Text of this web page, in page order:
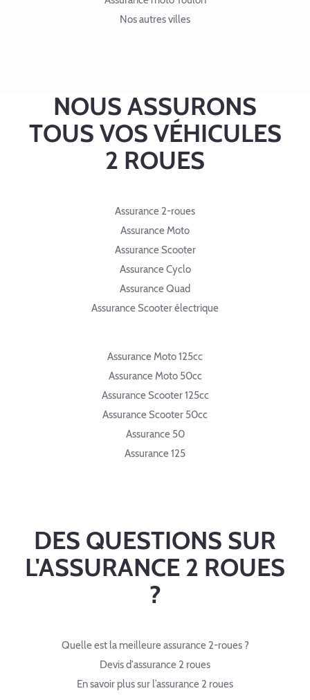
Nos autres villes
NOUS ASSURONS
TOUS VOS VÉHICULES
2 ROUES
Assurance 2-roues
Assurance Moto
Assurance Scooter
Assurance Cyclo
Assurance Quad
Assurance Scooter électrique
Assurance Moto 125cc
Assurance Moto 50cc
Assurance Scooter 125cc
Assurance Scooter 50cc
Assurance 50
Assurance 125
DES QUESTIONS SUR
L'ASSURANCE 2 ROUES
?
Quelle est la meilleure assurance 2-roues ?
Devis d'assurance 2 roues
En savoir plus sur l’assurance 2 roues